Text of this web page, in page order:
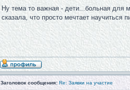
Ну тема то важная - дети...больная для
сказала, что просто мечтает научиться
Заголовок сообщения: Re: Заявки на участие